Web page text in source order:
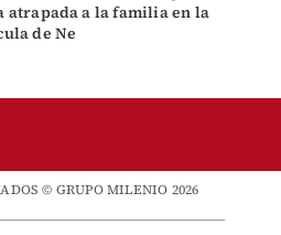
atrapada a la familia en la
de Ne
© GRUPO MILENIO 2026